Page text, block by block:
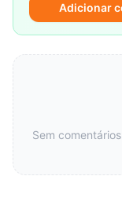
Adicionar
Sem